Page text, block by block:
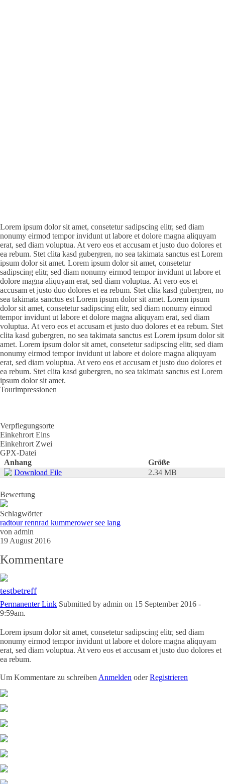
Lorem ipsum dolor sit amet, consetetur sadipscing elitr, sed diam
nonumy eirmod tempor invidunt ut labore et dolore magna aliquyam
erat, sed diam voluptua. At vero eos et accusam et justo duo dolores et
ea rebum. Stet clita kasd gubergren, no sea takimata sanctus est Lorem
ipsum dolor sit amet. Lorem ipsum dolor sit amet, consetetur
sadipscing elitr, sed diam nonumy eirmod tempor invidunt ut labore et
dolore magna aliquyam erat, sed diam voluptua. At vero eos et
accusam et justo duo dolores et ea rebum. Stet clita kasd gubergren, no
sea takimata sanctus est Lorem ipsum dolor sit amet. Lorem ipsum
dolor sit amet, consetetur sadipscing elitr, sed diam nonumy eirmod
tempor invidunt ut labore et dolore magna aliquyam erat, sed diam
voluptua. At vero eos et accusam et justo duo dolores et ea rebum. Stet
clita kasd gubergren, no sea takimata sanctus est Lorem ipsum dolor sit
amet. Lorem ipsum dolor sit amet, consetetur sadipscing elitr, sed diam
nonumy eirmod tempor invidunt ut labore et dolore magna aliquyam
erat, sed diam voluptua. At vero eos et accusam et justo duo dolores et
ea rebum. Stet clita kasd gubergren, no sea takimata sanctus est Lorem
ipsum dolor sit amet.
Tourimpressionen
Verpflegungsorte
Einkehrort Eins
Einkehrort Zwei
GPX-Datei
Anhang
Größe
Download File
2.34 MB
Bewertung
Schlagwörter
radtour rennrad kummerower see lang
von admin
19 August 2016
Kommentare
testbetreff
Permanenter Link Submitted by admin on 15 September 2016 -
9:59am.
Lorem ipsum dolor sit amet, consetetur sadipscing elitr, sed diam
nonumy eirmod tempor invidunt ut labore et dolore magna aliquyam
erat, sed diam voluptua. At vero eos et accusam et justo duo dolores et
ea rebum.
Um Kommentare zu schreiben Anmelden oderRegistrieren